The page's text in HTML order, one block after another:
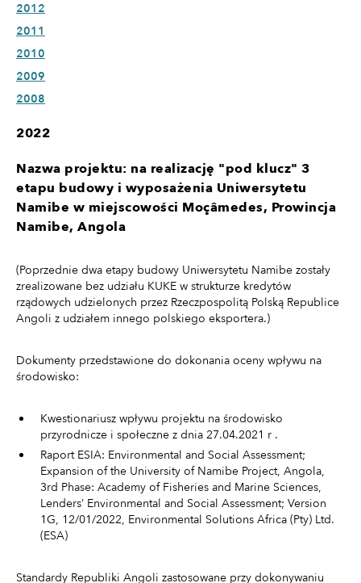
2012
2011
2010
2009
2008
2022
Nazwa projektu: na realizację "pod klucz" 3
etapu budowy i wyposażenia Uniwersytetu
Namibe w miejscowości Moçâmedes, Prowincja
Namibe, Angola
(Poprzednie dwa etapy budowy Uniwersytetu Namibe zostały
zrealizowane bez udziału KUKE w strukturze kredytów
rządowych udzielonych przez Rzeczpospolitą Polską Republice
Angoli z udziałem innego polskiego eksportera.)
Dokumenty przedstawione do dokonania oceny wpływu na
środowisko:
Kwestionariusz wpływu projektu na środowisko
przyrodnicze i społeczne z dnia 27.04.2021 r .
Raport ESIA: Environmental and Social Assessment;
Expansion of the University of Namibe Project, Angola,
3rd Phase: Academy of Fisheries and Marine Sciences,
Lenders’ Environmental and Social Assessment; Version
1G, 12/01/2022, Environmental Solutions Africa (Pty) Ltd.
(ESA)
Standardy Republiki Angoli zastosowane przy dokonywaniu